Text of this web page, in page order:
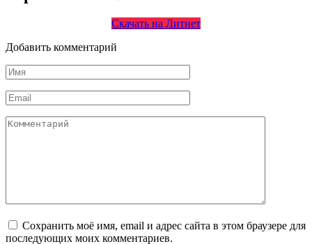
Скачать на Литнет
Добавить комментарий
Имя
*
Email
*
Комментарий
Сохранить моё имя, email и адрес сайта в этом браузере для
последующих моих комментариев.